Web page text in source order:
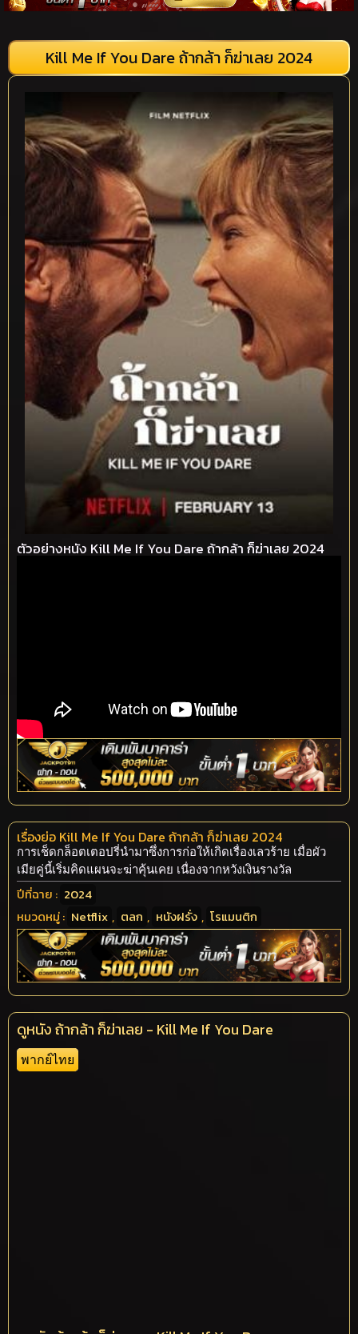
Kill Me If You Dare ถ้ากล้า ก็ฆ่าเลย 2024
ตัวอย่างหนัง Kill Me If You Dare ถ้ากล้า ก็ฆ่าเลย 2024
เรื่องย่อ Kill Me If You Dare ถ้ากล้า ก็ฆ่าเลย 2024
การเช็ดกล็อตเตอปรี่นำมาซึ่งการก่อให้เกิดเรื่องเลวร้าย เมื่อผัว
เมียคู่นี้เริ่มคิดแผนจะฆ่าคุ้นเคย เนื่องจากหวังเงินรางวัล
ปีที่ฉาย : 2024
หมวดหมู่ : Netflix , ตลก , หนังฝรั่ง , โรแมนติก
ดูหนัง ถ้ากล้า ก็ฆ่าเลย - Kill Me If You Dare
พากย์ไทย